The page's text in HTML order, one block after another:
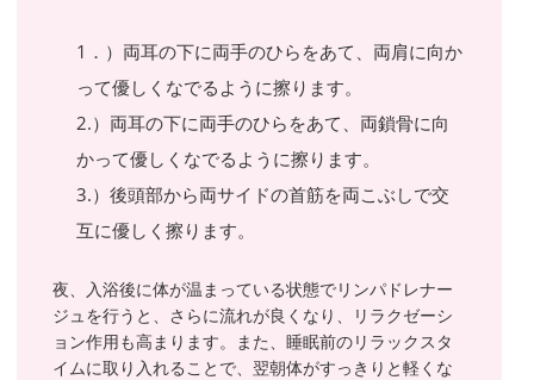
1．）両耳の下に両手のひらをあて、両肩に向か
って優しくなでるように擦ります。
2.）両耳の下に両手のひらをあて、両鎖骨に向
かって優しくなでるように擦ります。
3.）後頭部から両サイドの首筋を両こぶしで交
互に優しく擦ります。
夜、入浴後に体が温まっている状態でリンパドレナー
ジュを行うと、さらに流れが良くなり、リラクゼーシ
ョン作用も高まります。また、睡眠前のリラックスタ
イムに取り入れることで、翌朝体がすっきりと軽くな